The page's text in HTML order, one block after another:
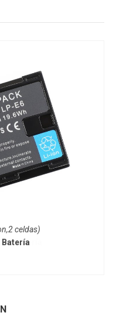
celdas)
Batería